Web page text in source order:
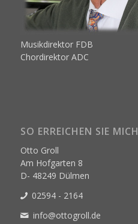
Musikdirektor FDB
Chordirektor ADC
SO ERREICHEN SIE MICH
Otto Groll
Am Hofgarten 8
D- 48249 Dülmen
02594 - 2164
info@ottogroll.de